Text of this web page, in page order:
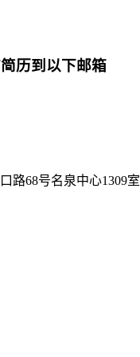
历到以下邮箱
路68号名泉中心1309室